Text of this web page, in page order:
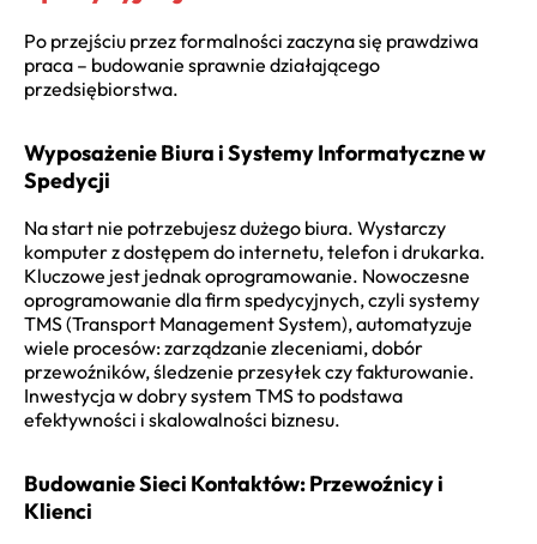
Po przejściu przez formalności zaczyna się prawdziwa
praca – budowanie sprawnie działającego
przedsiębiorstwa.
Wyposażenie Biura i Systemy Informatyczne w
Spedycji
Na start nie potrzebujesz dużego biura. Wystarczy
komputer z dostępem do internetu, telefon i drukarka.
Kluczowe jest jednak oprogramowanie. Nowoczesne
oprogramowanie dla firm spedycyjnych, czyli systemy
TMS (Transport Management System), automatyzuje
wiele procesów: zarządzanie zleceniami, dobór
przewoźników, śledzenie przesyłek czy fakturowanie.
Inwestycja w dobry system TMS to podstawa
efektywności i skalowalności biznesu.
Budowanie Sieci Kontaktów: Przewoźnicy i
Klienci